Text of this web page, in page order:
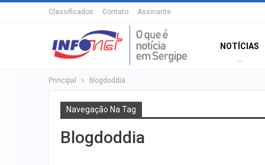
Classificados Contato Assinante
NOTÍCIAS
Principal blogdoddia
Navegação Na Tag
Blogdoddia